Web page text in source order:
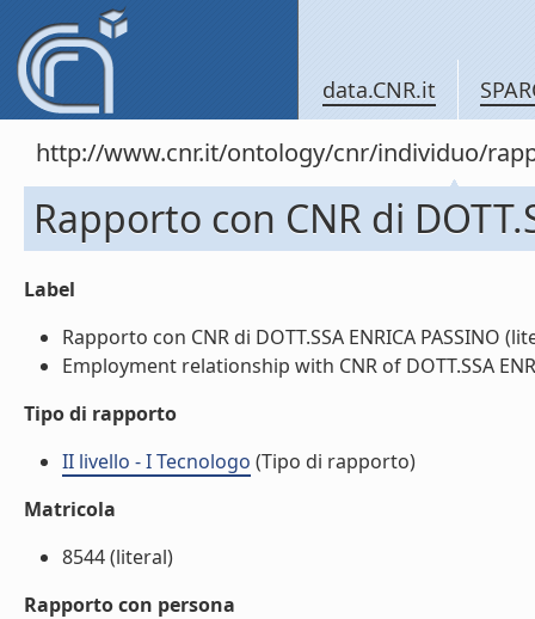
data.CNR.it
http://www.cnr.it/ontology/cnr/individuo/
Rapporto con CNR di
Label
Rapporto con CNR di DOTT.SSA ENRICA PASSINO
Employment relationship with CNR of DOTT.SSA
Tipo di rapporto
II livello - I Tecnologo (Tipo di rapporto)
Matricola
8544 (literal)
Rapporto con persona